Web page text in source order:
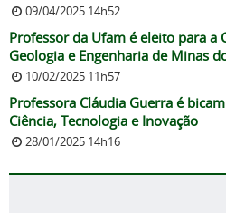
09/04/2025 14h52
Professor da Ufam é eleito para a
Geologia e Engenharia de Minas
10/02/2025 11h57
Professora Cláudia Guerra é
Ciência, Tecnologia e Inovação
28/01/2025 14h16